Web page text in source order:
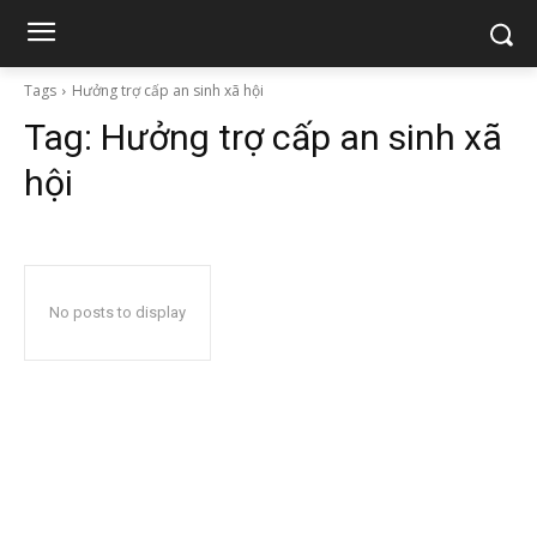
Tags Hưởng trợ cấp an sinh xã hội
Tag: Hưởng trợ cấp an sinh xã
hội
No posts to display